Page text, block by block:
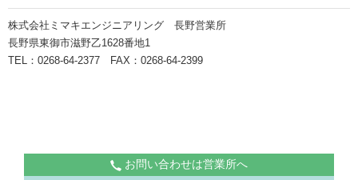
株式会社ミマキエンジニアリング 長野営業所
長野県東御市滋野乙1628番地1
TEL：0268-64-2377 FAX：0268-64-2399
お問い合わせは営業所へ